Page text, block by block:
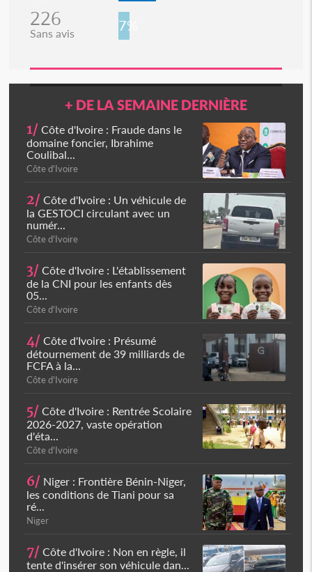
226
Sans avis 7%
+ DE LA SEMAINE DERNIÈRE
1/ Côte d'Ivoire : Fraude dans le
domaine foncier, Ibrahime
Coulibal...
Côte d'Ivoire
2/ Côte d'Ivoire : Un véhicule de
la GESTOCI circulant avec un
numér...
Côte d'Ivoire
3/ Côte d'Ivoire : L'établissement
de la CNI pour les enfants dès
05...
Côte d'Ivoire
4/ Côte d'Ivoire : Présumé
détournement de 39 milliards de
FCFA à la...
Côte d'Ivoire
5/ Côte d'Ivoire : Rentrée Scolaire
2026-2027, vaste opération
d'éta...
Côte d'Ivoire
6/ Niger : Frontière Bénin-Niger,
les conditions de Tiani pour sa
ré...
Niger
7/ Côte d'Ivoire : Non en règle, il
tente d'insérer son véhicule dan...